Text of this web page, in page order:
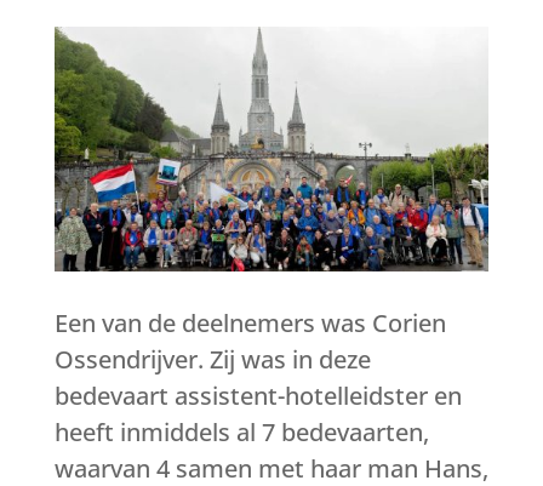
Een van de deelnemers was Corien
Ossendrijver. Zij was in deze
bedevaart assistent-hotelleidster en
heeft inmiddels al 7 bedevaarten,
waarvan 4 samen met haar man Hans,